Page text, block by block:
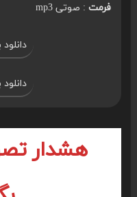
فرمت: صوتی mp3
دانلود
دانلود
هشدار